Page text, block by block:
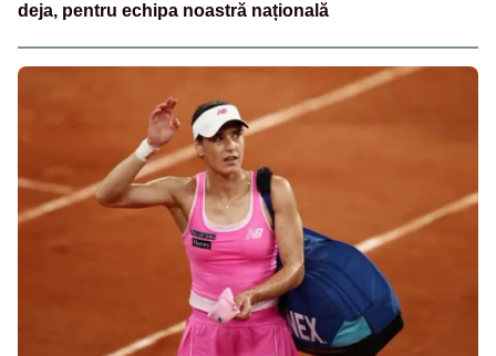
deja, pentru echipa noastră națională